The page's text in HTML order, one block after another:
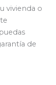
vivienda o
de